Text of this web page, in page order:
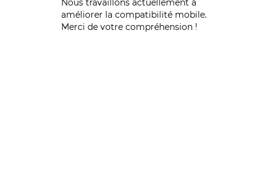
Nous travaillons actuellement à
améliorer la compatibilité mobile.
Merci de votre compréhension !